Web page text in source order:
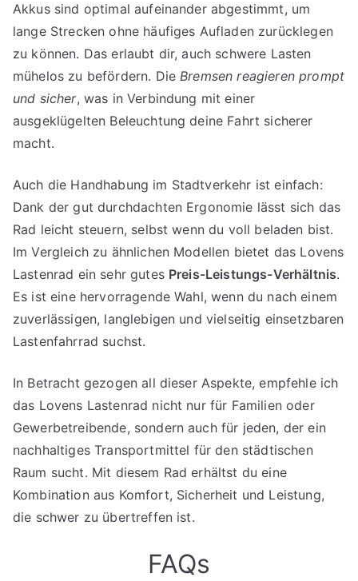
Akkus sind optimal aufeinander abgestimmt, um
lange Strecken ohne häufiges Aufladen zurücklegen
zu können. Das erlaubt dir, auch schwere Lasten
mühelos zu befördern. DieBremsen reagieren prompt
und sicher, was in Verbindung mit einer
ausgeklügelten Beleuchtung deine Fahrt sicherer
macht.
Auch die Handhabung im Stadtverkehr ist einfach:
Dank der gut durchdachten Ergonomie lässt sich das
Rad leicht steuern, selbst wenn du voll beladen bist.
Im Vergleich zu ähnlichen Modellen bietet das Lovens
Lastenrad ein sehr gutes Preis-Leistungs-Verhältnis.
Es ist eine hervorragende Wahl, wenn du nach einem
zuverlässigen, langlebigen und vielseitig einsetzbaren
Lastenfahrrad suchst.
In Betracht gezogen all dieser Aspekte, empfehle ich
das Lovens Lastenrad nicht nur für Familien oder
Gewerbetreibende, sondern auch für jeden, der ein
nachhaltiges Transportmittel für den städtischen
Raum sucht. Mit diesem Rad erhältst du eine
Kombination aus Komfort, Sicherheit und Leistung,
die schwer zu übertreffen ist.
FAQs